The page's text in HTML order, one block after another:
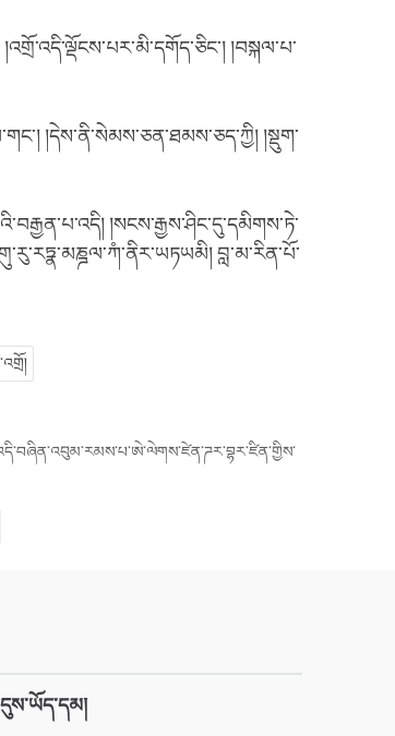
།བསྐལ་པ་
།དེས་ནི་སེམས་ཅན་ཐམས་ཅད་ཀྱི། །སྡུག་
།སངས་རྒྱས་ཤིང་དུ་དམིགས་ཏེ་
བླ་མ་རིན་པོ་